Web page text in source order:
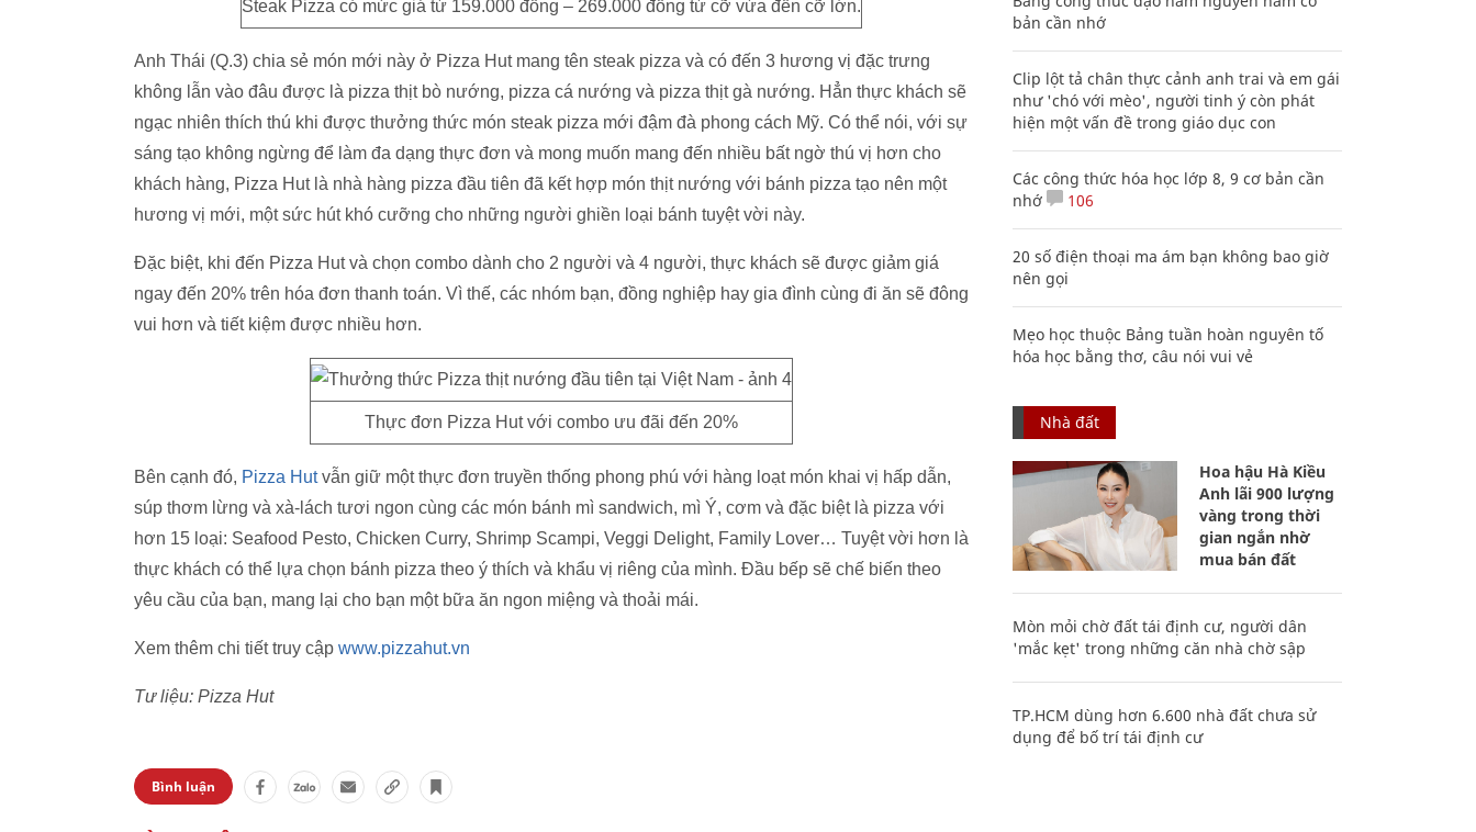
Steak Pizza có mức giá từ 159.000 đồng – 269.000 đồng từ cỡ vừa đến cỡ lớn.
Anh Thái (Q.3) chia sẻ món mới này ở Pizza Hut mang tên steak pizza và có đến 3 hương vị đặc trưng
không lẫn vào đâu được là pizza thịt bò nướng, pizza cá nướng và pizza thịt gà nướng. Hẳn thực khách sẽ
ngạc nhiên thích thú khi được thưởng thức món steak pizza mới đậm đà phong cách Mỹ. Có thể nói, với sự
sáng tạo không ngừng để làm đa dạng thực đơn và mong muốn mang đến nhiều bất ngờ thú vị hơn cho
khách hàng, Pizza Hut là nhà hàng pizza đầu tiên đã kết hợp món thịt nướng với bánh pizza tạo nên một
hương vị mới, một sức hút khó cưỡng cho những người ghiền loại bánh tuyệt vời này.
Đặc biệt, khi đến Pizza Hut và chọn combo dành cho 2 người và 4 người, thực khách sẽ được giảm giá
ngay đến 20% trên hóa đơn thanh toán. Vì thế, các nhóm bạn, đồng nghiệp hay gia đình cùng đi ăn sẽ đông
vui hơn và tiết kiệm được nhiều hơn.
Thực đơn Pizza Hut với combo ưu đãi đến 20%
Bên cạnh đó, Pizza Hutvẫn giữ một thực đơn truyền thống phong phú với hàng loạt món khai vị hấp dẫn,
súp thơm lừng và xà-lách tươi ngon cùng các món bánh mì sandwich, mì Ý, cơm và đặc biệt là pizza với
hơn 15 loại: Seafood Pesto, Chicken Curry, Shrimp Scampi, Veggi Delight, Family Lover… Tuyệt vời hơn là
thực khách có thể lựa chọn bánh pizza theo ý thích và khẩu vị riêng của mình. Đầu bếp sẽ chế biến theo
yêu cầu của bạn, mang lại cho bạn một bữa ăn ngon miệng và thoải mái.
Xem thêm chi tiết truy cập www.pizzahut.vn
Tư liệu: Pizza Hut
Bình luận
bản cần nhớ
Clip lột tả chân thực cảnh anh trai và em gái
như 'chó với mèo', người tinh ý còn phát
hiện một vấn đề trong giáo dục con
Các công thức hóa học lớp 8, 9 cơ bản cần
nhớ
106
20 số điện thoại ma ám bạn không bao giờ
nên gọi
Mẹo học thuộc Bảng tuần hoàn nguyên tố
hóa học bằng thơ, câu nói vui vẻ
Nhà đất
Hoa hậu Hà Kiều
Anh lãi 900 lượng
vàng trong thời
gian ngắn nhờ
mua bán đất
Mòn mỏi chờ đất tái định cư, người dân
'mắc kẹt' trong những căn nhà chờ sập
TP.HCM dùng hơn 6.600 nhà đất chưa sử
dụng để bố trí tái định cư